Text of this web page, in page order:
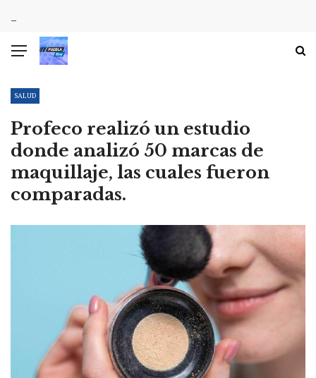
SALUD
Profeco realizó un estudio
donde analizó 50 marcas de
maquillaje, las cuales fueron
comparadas.